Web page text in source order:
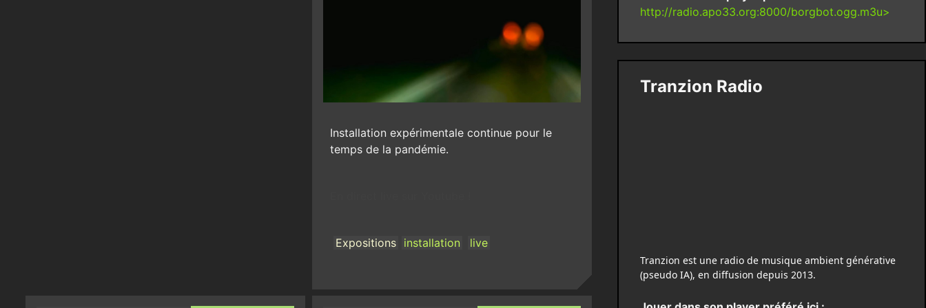
Installation expérimentale continue pour le
temps de la pandémie.
Expositions installation live
http://radio.apo33.org:8000/borgbot.ogg.m3u>
Tranzion Radio
Tranzion est une radio de musique ambient générative
(pseudo IA), en diffusion depuis 2013.